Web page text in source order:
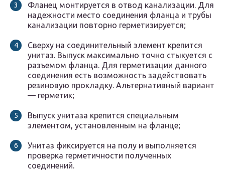
Фланец монтируется в отвод канализации. Для
надежности место соединения фланца и трубы
канализации повторно герметизируется;
Сверху на соединительный элемент крепится
унитаз. Выпуск максимально точно стыкуется с
разъемом фланца. Для герметизации данного
соединения есть возможность задействовать
резиновую прокладку. Альтернативный вариант
— герметик;
Выпуск унитаза крепится специальным
элементом, установленным на фланце;
Унитаз фиксируется на полу и выполняется
проверка герметичности полученных
соединений.